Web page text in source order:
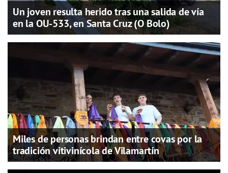
Un joven resulta herido tras una salida de vía
en la OU-533, en Santa Cruz (O Bolo)
Miles de personas brindan entre covas por la
tradición vitivinícola de Vilamartín